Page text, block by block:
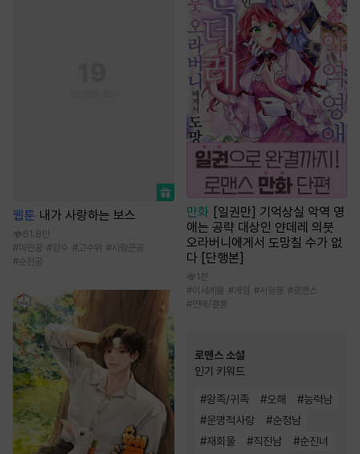
웹툰 내가 사랑하는 보스
61.8만
#미인공 #강수 #고수위 #사랑꾼공
#순진공
만화 [일권만] 기억상실 악역 영
애는 공략 대상인 얀데레 의붓
오라버니에게서 도망칠 수가 없
다 [단행본]
1천
#이세계물 #게임 #서양풍 #로맨스
#연애/결혼
로맨스 소설
인기 키워드
#왕족/귀족 #오해 #능력남
#운명적사랑 #순정남
#재회물 #직진남 #순진녀